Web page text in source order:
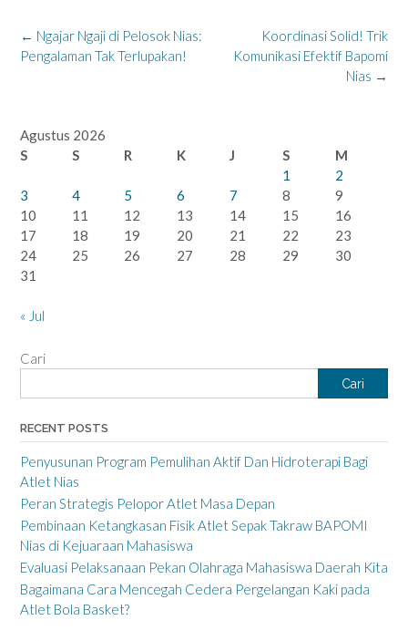
Post
navigation
Koordinasi Solid! Trik
Komunikasi Efektif Bapomi
Nias →
← Ngajar Ngaji di Pelosok Nias:
Pengalaman Tak Terlupakan!
Agustus 2026
S
S R K J S
M
1
2
3
4 5 6 7 8
9
10
11 12 13 14 15
16
17
18 19 20 21 22
23
24
25 26 27 28 29
30
31
« Jul
Cari
Cari
RECENT POSTS
Penyusunan Program Pemulihan Aktif Dan Hidroterapi Bagi
Atlet Nias
Peran Strategis Pelopor Atlet Masa Depan
Pembinaan Ketangkasan Fisik Atlet Sepak Takraw BAPOMI
Nias di Kejuaraan Mahasiswa
Evaluasi Pelaksanaan Pekan Olahraga Mahasiswa Daerah Kita
Bagaimana Cara Mencegah Cedera Pergelangan Kaki pada
Atlet Bola Basket?